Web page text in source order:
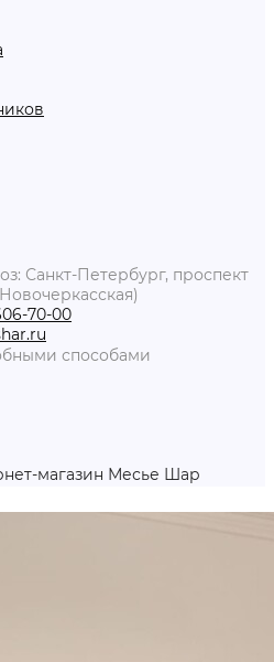
Санкт-Петербург, проспект
70-00
способами
магазин Месье Шар